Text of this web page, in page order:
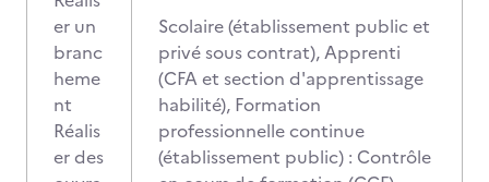
er un
branc
heme
nt
Réalis
er des
Scolaire (établissement public et
privé sous contrat), Apprenti
(CFA et section d'apprentissage
habilité), Formation
professionnelle continue
(établissement public) : Contrôle